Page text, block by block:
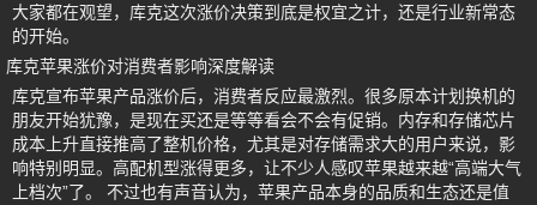
大家都在观望，库克这次涨价决策到底是权宜之计，还是行业新常态
的开始。
库克苹果涨价对消费者影响深度解读
库克宣布苹果产品涨价后，消费者反应最激烈。很多原本计划换机的
朋友开始犹豫，是现在买还是等等看会不会有促销。内存和存储芯片
成本上升直接推高了整机价格，尤其是对存储需求大的用户来说，影
响特别明显。高配机型涨得更多，让不少人感叹苹果越来越“高端大气
上档次”了。 不过也有声音认为，苹果产品本身的品质和生态还是值